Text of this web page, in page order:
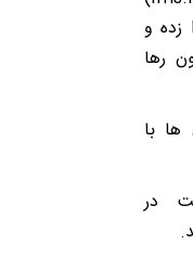
زده و
رها
ها با
در